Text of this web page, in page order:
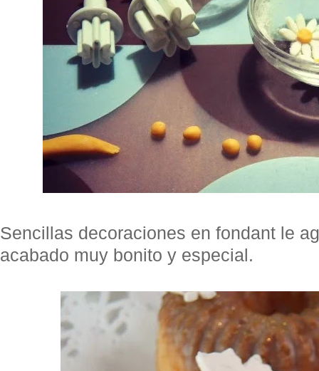
Sencillas decoraciones en fondant le
acabado muy bonito y especial.